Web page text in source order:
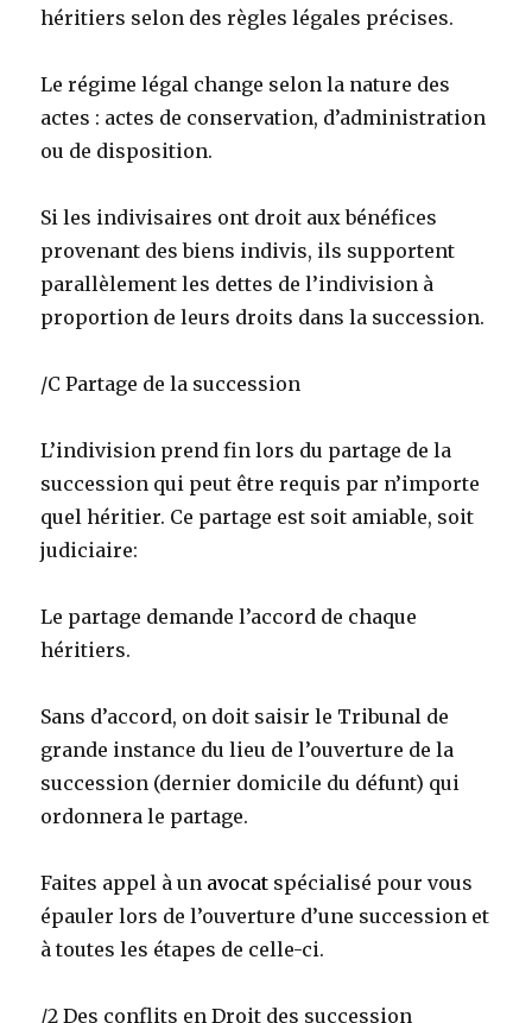
héritiers selon des règles légales précises.
Le régime légal change selon la nature des
actes : actes de conservation, d’administration
ou de disposition.
Si les indivisaires ont droit aux bénéfices
provenant des biens indivis, ils supportent
parallèlement les dettes de l’indivision à
proportion de leurs droits dans la succession.
/C Partage de la succession
L’indivision prend fin lors du partage de la
succession qui peut être requis par n’importe
quel héritier. Ce partage est soit amiable, soit
judiciaire:
Le partage demande l’accord de chaque
héritiers.
Sans d’accord, on doit saisir le Tribunal de
grande instance du lieu de l’ouverture de la
succession (dernier domicile du défunt) qui
ordonnera le partage.
Faites appel à un avocat spécialisé pour vous
épauler lors de l’ouverture d’une succession et
à toutes les étapes de celle-ci.
/2 Des conflits en Droit des succession